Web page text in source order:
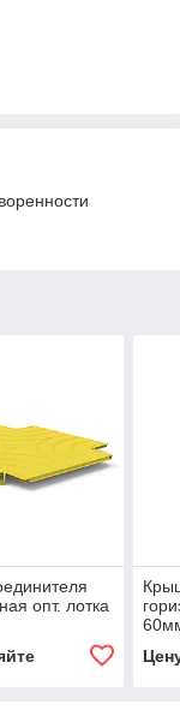
опт. лотка